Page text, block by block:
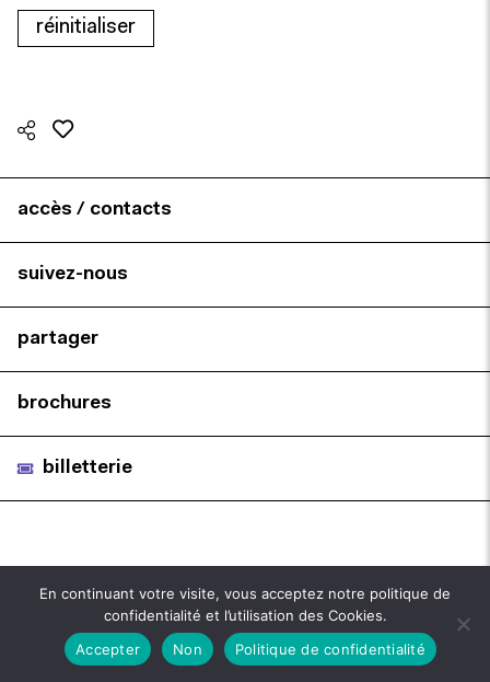
réinitialiser
accès / contacts
suivez-nous
partager
brochures
billetterie
En continuant votre visite, vous acceptez notre politique de
confidentialité et l’utilisation des Cookies.
Accepter
Non Politique de confidentialité